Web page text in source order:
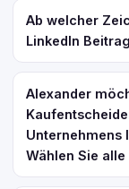
Ab welcher
LinkedIn
Alexander
Unternehmens
Wählen Sie